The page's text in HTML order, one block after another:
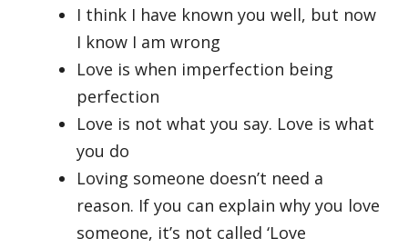
I think I have known you well, but now
I know I am wrong
Love is when imperfection being
perfection
Love is not what you say. Love is what
you do
Loving someone doesn’t need a
reason. If you can explain why you love
someone, it’s not called ‘Love